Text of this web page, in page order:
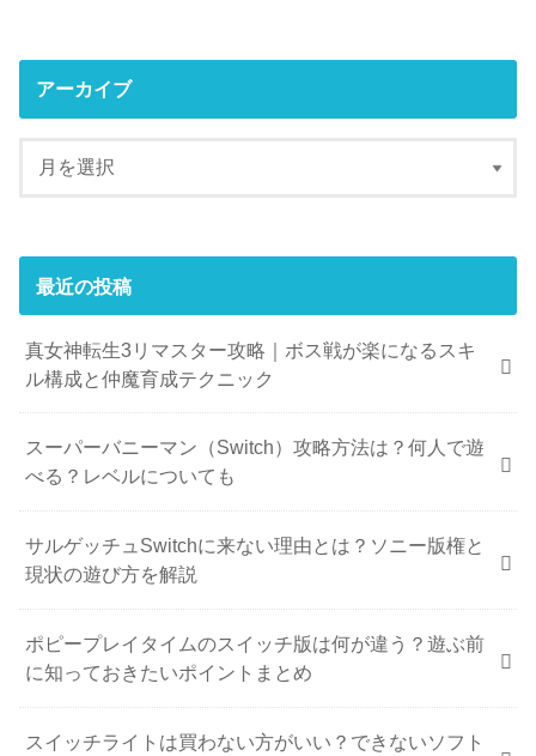
アーカイブ
最近の投稿
真女神転生3リマスター攻略｜ボス戦が楽になるスキ
ル構成と仲魔育成テクニック
スーパーバニーマン（Switch）攻略方法は？何人で遊
べる？レベルについても
サルゲッチュSwitchに来ない理由とは？ソニー版権と
現状の遊び方を解説
ポピープレイタイムのスイッチ版は何が違う？遊ぶ前
に知っておきたいポイントまとめ
スイッチライトは買わない方がいい？できないソフト